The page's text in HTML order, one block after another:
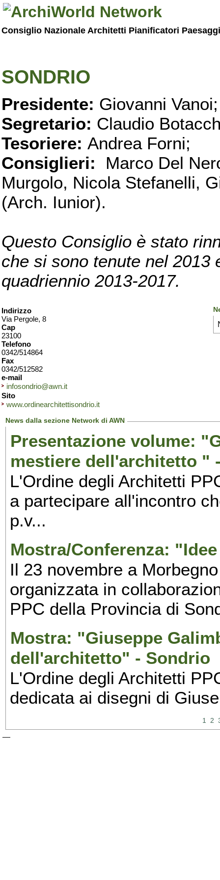
Consiglio Nazionale Architetti Pianificatori
SONDRIO
Presidente: Giovanni Vanoi;
Segretario: Claudio
Tesoriere: Andrea Forni;
Consiglieri: Marco Del
Murgolo, Nicola Stefanelli,
(Arch. Iunior).
Questo Consiglio è stato
che si sono tenute nel 2013
quadriennio 2013-2017.
Indirizzo
Via Pergole, 8
Cap
23100
Telefono
0342/514864
Fax
0342/512582
e-mail
infosondrio@awn.it
Sito
www.ordinearchitettisondrio.it
News dalla sezione Network di AWN
Presentazione volume:
mestiere dell'architetto "
L'Ordine degli Architetti
a partecipare all'incontro
p.v...
Mostra/Conferenza:
Il 23 novembre a
organizzata in
PPC della Provincia di
Mostra: "Giuseppe
dell'architetto" - Sondrio
L'Ordine degli Architetti
dedicata ai disegni di
1 2